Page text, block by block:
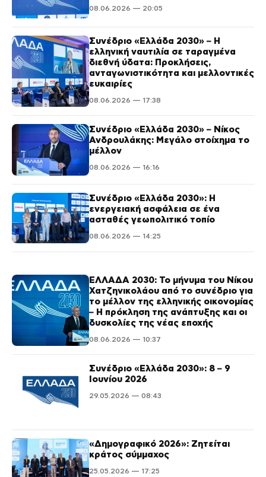
08.06.2026 — 20:05
Συνέδριο «Ελλάδα 2030» – Η
ελληνική ναυτιλία σε ταραγμένα
διεθνή ύδατα: Προκλήσεις,
ανταγωνιστικότητα και μελλοντικές
ευκαιρίες
08.06.2026 — 17:38
Συνέδριο «Ελλάδα 2030» – Νίκος
Ανδρουλάκης: Μεγάλο στοίχημα το
μέλλον
08.06.2026 — 16:16
Συνέδριο «Ελλάδα 2030»: Η
ενεργειακή ασφάλεια σε ένα
ασταθές γεωπολιτικό τοπίο
08.06.2026 — 14:25
ΕΛΛΑΔΑ 2030: Το μήνυμα του Νίκου
Χατζηνικολάου από το συνέδριο για
το μέλλον της ελληνικής οικονομίας
– Η πρόκληση της ανάπτυξης και οι
δυσκολίες της νέας εποχής
08.06.2026 — 10:37
Συνέδριο «Ελλάδα 2030»: 8 – 9
Ιουνίου 2026
29.05.2026 — 08:43
«Δημογραφικό 2026»: Ζητείται
κράτος σύμμαχος
25.05.2026 — 17:25